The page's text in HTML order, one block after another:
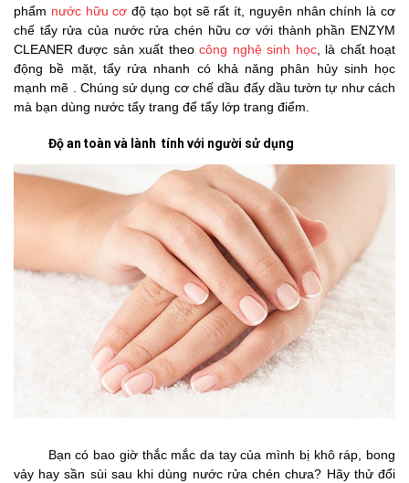
phẩm nước hữu cơ độ tạo bọt sẽ rất ít, nguyên nhân chính là cơ
chế tẩy rửa của nước rửa chén hữu cơ với thành phần ENZYM
CLEANER được sản xuất theocông nghệ sinh học, là chất hoạt
động bề mặt, tẩy rửa nhanh có khả năng phân hủy sinh học
mạnh mẽ . Chúng sử dụng cơ chế dầu đẩy dầu tườn tự như cách
mà bạn dùng nước tẩy trang để tẩy lớp trang điểm.
Độ an toàn và lành tính với người sử dụng
Bạn có bao giờ thắc mắc da tay của mình bị khô ráp, bong
vảy hay sần sùi sau khi dùng nước rửa chén chưa? Hãy thử đổi